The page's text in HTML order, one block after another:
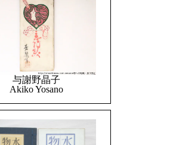
与謝野晶子
Akiko Yosano